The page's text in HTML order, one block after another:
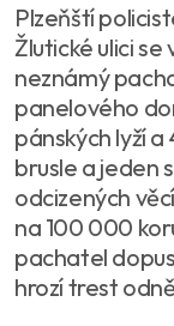
Plzeňští
Žlutické ulici se
neznámý
panelového
pánských lyží
brusle a jeden
odcizených
na 100 000
pachatel
hrozí trest